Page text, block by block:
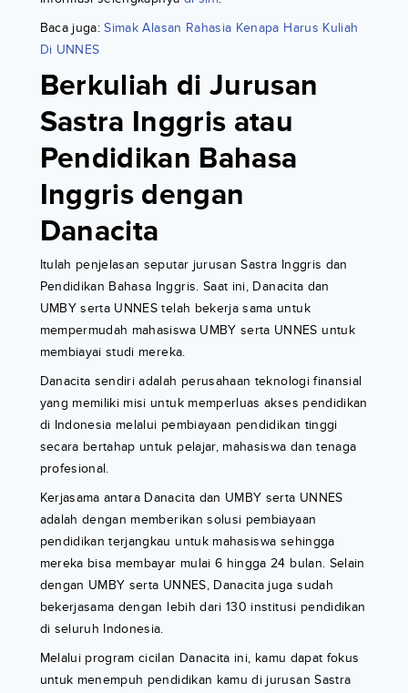
Baca juga:Simak Alasan Rahasia Kenapa Harus Kuliah
Di UNNES
Berkuliah di Jurusan
Sastra Inggris atau
Pendidikan Bahasa
Inggris dengan
Danacita
Itulah penjelasan seputar jurusan Sastra Inggris dan
Pendidikan Bahasa Inggris. Saat ini, Danacita dan
UMBY serta UNNES telah bekerja sama untuk
mempermudah mahasiswa UMBY serta UNNES untuk
membiayai studi mereka.
Danacita sendiri adalah perusahaan teknologi finansial
yang memiliki misi untuk memperluas akses pendidikan
di Indonesia melalui pembiayaan pendidikan tinggi
secara bertahap untuk pelajar, mahasiswa dan tenaga
profesional.
Kerjasama antara Danacita dan UMBY serta UNNES
adalah dengan memberikan solusi pembiayaan
pendidikan terjangkau untuk mahasiswa sehingga
mereka bisa membayar mulai 6 hingga 24 bulan. Selain
dengan UMBY serta UNNES, Danacita juga sudah
bekerjasama dengan lebih dari 130 institusi pendidikan
di seluruh Indonesia.
Melalui program cicilan Danacita ini, kamu dapat fokus
untuk menempuh pendidikan kamu di jurusan Sastra